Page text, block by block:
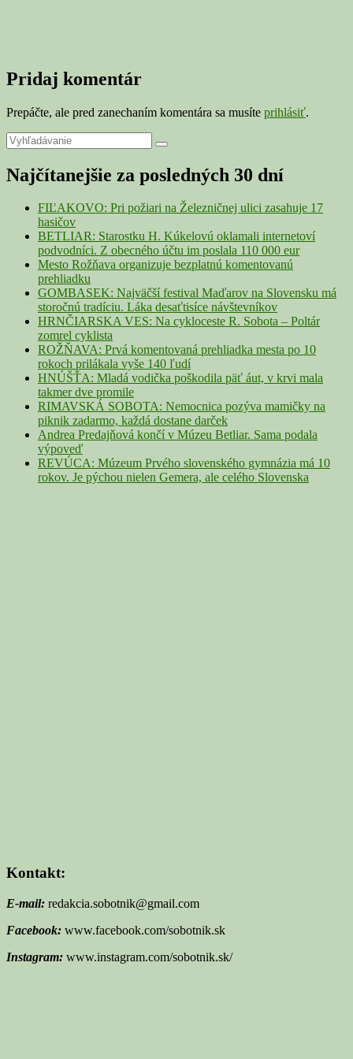
Pridaj komentár
Prepáčte, ale pred zanechaním komentára sa musíte prihlásiť.
Primary
Sidebar
Widget
Area
Search
for:
Search
Najčítanejšie za posledných 30 dní
FIĽAKOVO: Pri požiari na Železničnej ulici zasahuje 17
hasičov
BETLIAR: Starostku H. Kúkelovú oklamali internetoví
podvodníci. Z obecného účtu im poslala 110 000 eur
Mesto Rožňava organizuje bezplatnú komentovanú
prehliadku
GOMBASEK: Najväčší festival Maďarov na Slovensku má
storočnú tradíciu. Láka desaťtisíce návštevníkov
HRNČIARSKA VES: Na cykloceste R. Sobota – Poltár
zomrel cyklista
ROŽŇAVA: Prvá komentovaná prehliadka mesta po 10
rokoch prilákala vyše 140 ľudí
HNÚŠŤA: Mladá vodička poškodila päť áut, v krvi mala
takmer dve promile
RIMAVSKÁ SOBOTA: Nemocnica pozýva mamičky na
piknik zadarmo, každá dostane darček
Andrea Predajňová končí v Múzeu Betliar. Sama podala
výpoveď
REVÚCA: Múzeum Prvého slovenského gymnázia má 10
rokov. Je pýchou nielen Gemera, ale celého Slovenska
Kontakt:
E-mail: redakcia.sobotnik@gmail.com
Facebook: www.facebook.com/sobotnik.sk
Instagram: www.instagram.com/sobotnik.sk/